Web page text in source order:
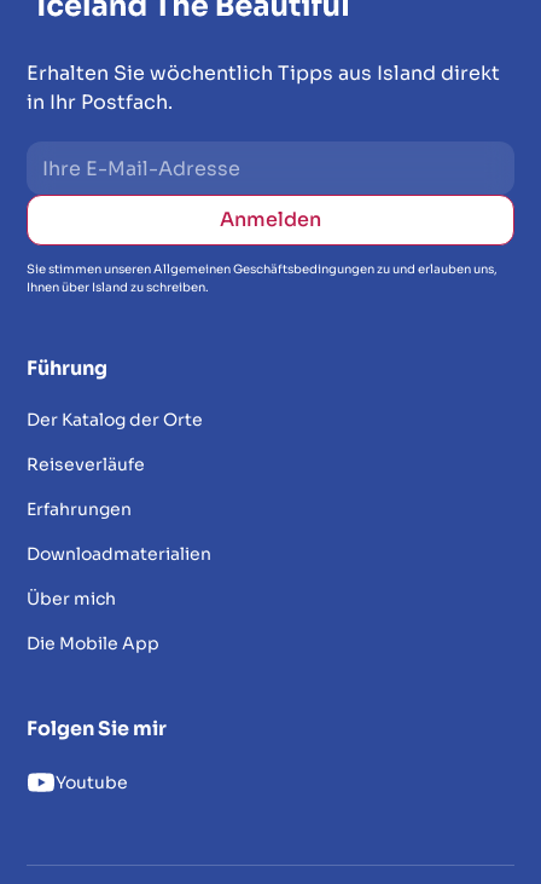
Erhalten Sie wöchentlich Tipps aus Island direkt
in Ihr Postfach.
Sie stimmen unseren Allgemeinen Geschäftsbedingungen zu und erlauben uns,
Ihnen über Island zu schreiben.
Führung
Der Katalog der Orte
Reiseverläufe
Erfahrungen
Downloadmaterialien
Über mich
Die Mobile App
Folgen Sie mir
Youtube